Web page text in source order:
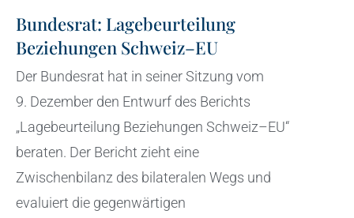
Bundesrat: Lagebeurteilung
Beziehungen Schweiz–EU
Der Bundesrat hat in seiner Sitzung vom
9. Dezember den Entwurf des Berichts
„Lagebeurteilung Beziehungen Schweiz–EU“
beraten. Der Bericht zieht eine
Zwischenbilanz des bilateralen Wegs und
evaluiert die gegenwärtigen